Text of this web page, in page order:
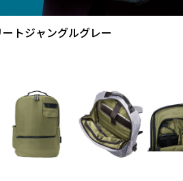
トジャングルグレー